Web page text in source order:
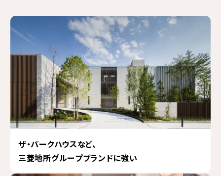
ザ・パークハウスなど、
三菱地所グループブランドに強い